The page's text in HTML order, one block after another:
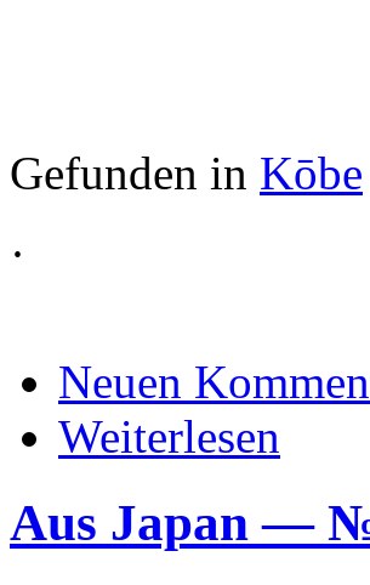
Gefunden in Kōbe
·
Neuen
Weiterlesen
Aus Japan —